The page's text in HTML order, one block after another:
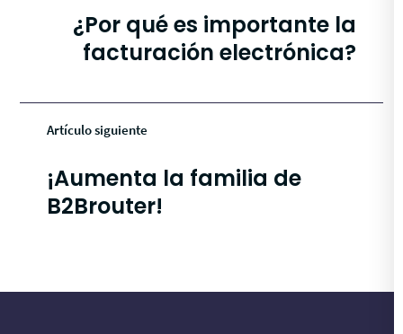
¿Por qué es importante la
facturación electrónica?
Artículo siguiente
¡Aumenta la familia de
B2Brouter!